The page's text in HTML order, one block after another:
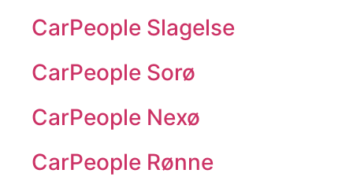
CarPeople Slagelse
CarPeople Sorø
CarPeople Nexø
CarPeople Rønne